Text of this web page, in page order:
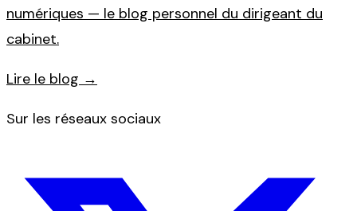
numériques — le blog personnel du dirigeant du
cabinet.
Lire le blog →
Sur les réseaux sociaux